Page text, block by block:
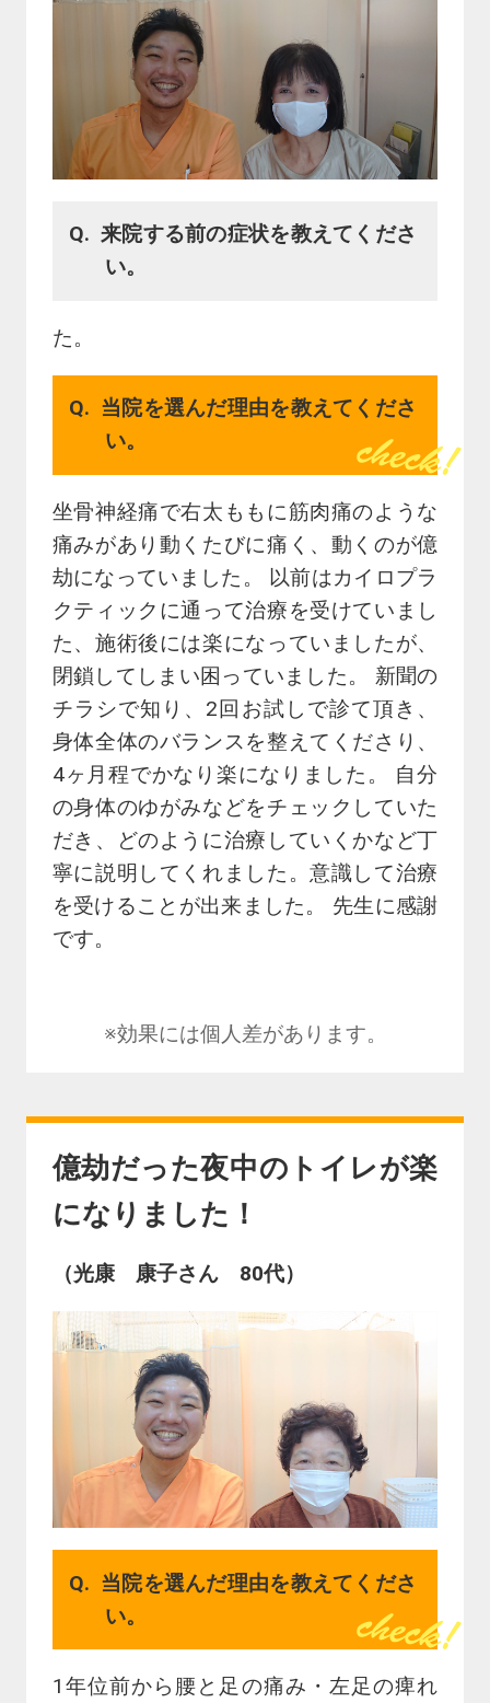
来院する前の症状を教えてくださ
い。
た。
当院を選んだ理由を教えてくださ
い。
坐骨神経痛で右太ももに筋肉痛のような
痛みがあり動くたびに痛く、動くのが億
劫になっていました。 以前はカイロプラ
クティックに通って治療を受けていまし
た、施術後には楽になっていましたが、
閉鎖してしまい困っていました。 新聞の
チラシで知り、2回お試しで診て頂き、
身体全体のバランスを整えてくださり、
4ヶ月程でかなり楽になりました。 自分
の身体のゆがみなどをチェックしていた
だき、どのように治療していくかなど丁
寧に説明してくれました。意識して治療
を受けることが出来ました。 先生に感謝
です。
※効果には個人差があります。
億劫だった夜中のトイレが楽
になりました！
（光康 康子さん 80代）
当院を選んだ理由を教えてくださ
い。
1年位前から腰と足の痛み・左足の痺れ